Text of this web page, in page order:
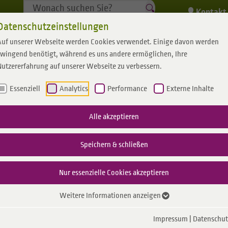
unserer Webseite werden Cookies verwendet. Einige davon werden
benötigt, während es uns andere ermöglichen, Ihre
auf unserer Webseite zu verbessern.
Essenziell Analytics Performance Externe Inhalte
Alle akzeptieren
Speichern & schließen
Nur essenzielle Cookies akzeptieren
Weitere Informationen anzeigen
Impressum
Kontakt
Privatkunden
Gastarif
Grundversorgung
Gas
CO2-Rechner
Wasserversorgung
Geschäftskunden
Gasversorgung Direktvermarktung
E-Mobilität
IoT/Smart City Gemeindewerke Reken
Gas
/ entgelte
Netzanschluss Wasser
Standrohr mieten
Smart
Profil
Nachhaltigkeit
Emergy Karriere